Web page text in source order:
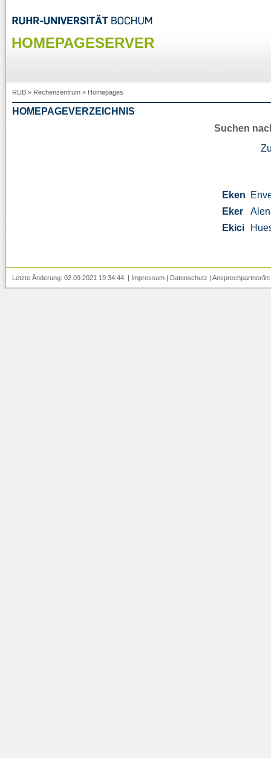
HOMEPAGESERVER
RUB » Rechenzentrum » Homepages
HOMEPAGEVERZEICHNIS
Suchen
Eken
Eker
Ekici
Letzte Änderung: 02.09.2021 19:34:44 | Impressum | Datenschutz | Ansprechpartner/